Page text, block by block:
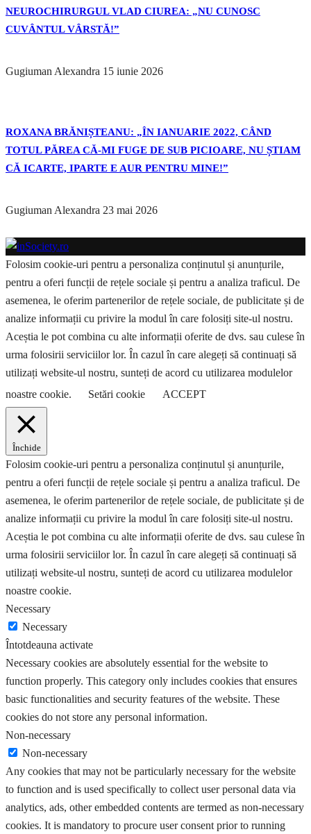
NEUROCHIRURGUL VLAD CIUREA: „NU CUNOSC
CUVÂNTUL VÂRSTĂ!”
Gugiuman Alexandra 15 iunie 2026
ROXANA BRĂNIȘTEANU: „ÎN IANUARIE 2022, CÂND
TOTUL PĂREA CĂ-MI FUGE DE SUB PICIOARE, NU ȘTIAM
CĂ ICARTE, IPARTE E AUR PENTRU MINE!”
Gugiuman Alexandra 23 mai 2026
Folosim cookie-uri pentru a personaliza conținutul și anunțurile,
pentru a oferi funcții de rețele sociale și pentru a analiza traficul. De
asemenea, le oferim partenerilor de rețele sociale, de publicitate și de
analize informații cu privire la modul în care folosiți site-ul nostru.
Aceștia le pot combina cu alte informații oferite de dvs. sau culese în
urma folosirii serviciilor lor. În cazul în care alegeți să continuați să
utilizați website-ul nostru, sunteți de acord cu utilizarea modulelor
noastre cookie.
Setări cookie ACCEPT
Închide
Folosim cookie-uri pentru a personaliza conținutul și anunțurile,
pentru a oferi funcții de rețele sociale și pentru a analiza traficul. De
asemenea, le oferim partenerilor de rețele sociale, de publicitate și de
analize informații cu privire la modul în care folosiți site-ul nostru.
Aceștia le pot combina cu alte informații oferite de dvs. sau culese în
urma folosirii serviciilor lor. În cazul în care alegeți să continuați să
utilizați website-ul nostru, sunteți de acord cu utilizarea modulelor
noastre cookie.
Necessary
Necessary
Întotdeauna activate
Necessary cookies are absolutely essential for the website to
function properly. This category only includes cookies that ensures
basic functionalities and security features of the website. These
cookies do not store any personal information.
Non-necessary
Non-necessary
Any cookies that may not be particularly necessary for the website
to function and is used specifically to collect user personal data via
analytics, ads, other embedded contents are termed as non-necessary
cookies. It is mandatory to procure user consent prior to running